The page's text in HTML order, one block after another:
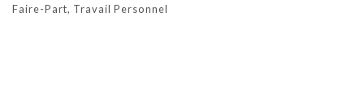
Faire-Part, Travail Personnel